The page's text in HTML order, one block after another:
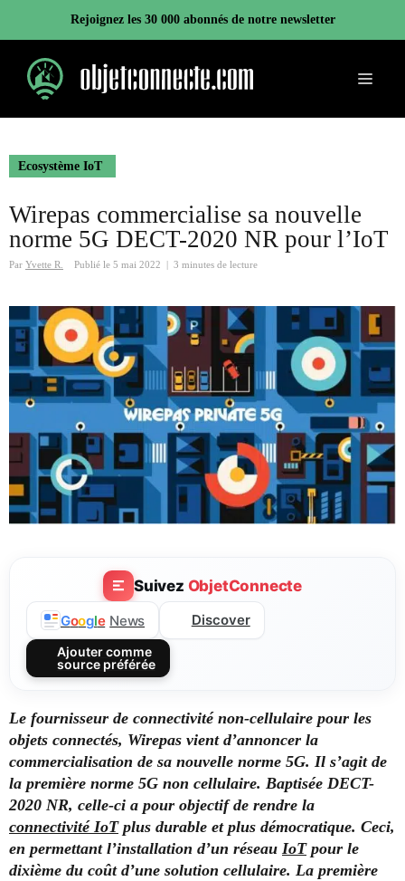
contenu
Rejoignez les 30 000 abonnés de notre newsletter
Menu
Ecosystème IoT
Wirepas commercialise sa nouvelle
norme 5G DECT-2020 NR pour l’IoT
Par Yvette R. Publié le 5 mai 2022 3 minutes de lecture
Suivez ObjetConnecte
Google News Discover
Ajouter comme
source préférée
Le fournisseur de connectivité non-cellulaire pour les
objets connectés, Wirepas vient d’annoncer la
commercialisation de sa nouvelle norme 5G. Il s’agit de
la première norme 5G non cellulaire. Baptisée DECT-
2020 NR, celle-ci a pour objectif de rendre la
connectivité IoTplus durable et plus démocratique. Ceci,
en permettant l’installation d’un réseau IoTpour le
dixième du coût d’une solution cellulaire. La première